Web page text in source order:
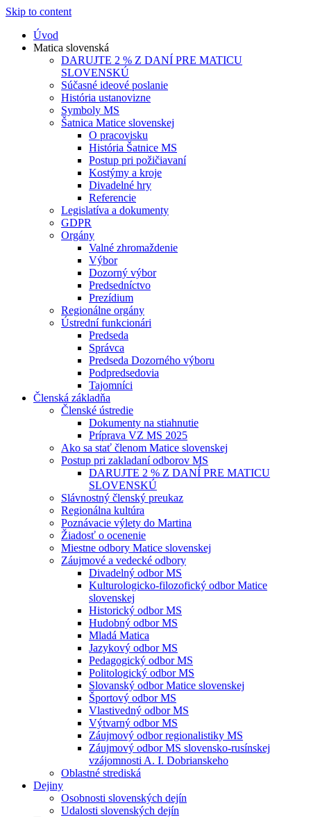
Skip to content
Úvod
Matica slovenská
DARUJTE 2 % Z DANÍ PRE MATICU
SLOVENSKÚ
Súčasné ideové poslanie
História ustanovizne
Symboly MS
Šatnica Matice slovenskej
O pracovisku
História Šatnice MS
Postup pri požičiavaní
Kostýmy a kroje
Divadelné hry
Referencie
Legislatíva a dokumenty
GDPR
Orgány
Valné zhromaždenie
Výbor
Dozorný výbor
Predsedníctvo
Prezídium
Regionálne orgány
Ústrední funkcionári
Predseda
Správca
Predseda Dozorného výboru
Podpredsedovia
Tajomníci
Členská základňa
Členské ústredie
Dokumenty na stiahnutie
Príprava VZ MS 2025
Ako sa stať členom Matice slovenskej
Postup pri zakladaní odborov MS
DARUJTE 2 % Z DANÍ PRE MATICU
SLOVENSKÚ
Slávnostný členský preukaz
Regionálna kultúra
Poznávacie výlety do Martina
Žiadosť o ocenenie
Miestne odbory Matice slovenskej
Záujmové a vedecké odbory
Divadelný odbor MS
Kulturologicko-filozofický odbor Matice
slovenskej
Historický odbor MS
Hudobný odbor MS
Mladá Matica
Jazykový odbor MS
Pedagogický odbor MS
Politologický odbor MS
Slovanský odbor Matice slovenskej
Športový odbor MS
Vlastivedný odbor MS
Výtvarný odbor MS
Záujmový odbor regionalistiky MS
Záujmový odbor MS slovensko-rusínskej
vzájomnosti A. I. Dobrianskeho
Oblastné strediská
Dejiny
Osobnosti slovenských dejín
Udalosti slovenských dejín